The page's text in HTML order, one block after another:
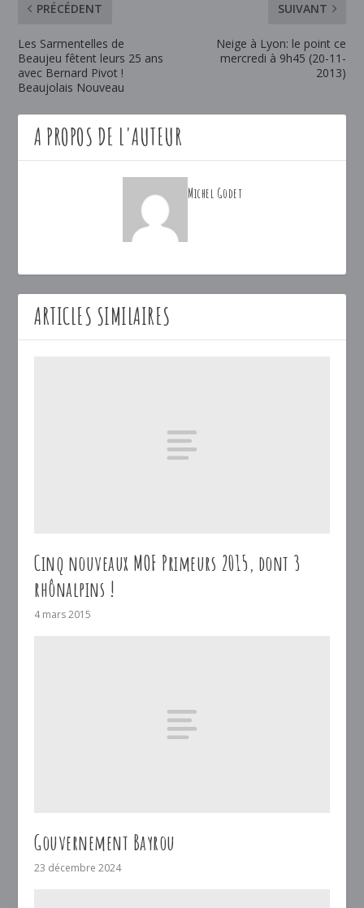
PRÉCÉDENT
Les Sarmentelles de
Beaujeu fêtent leurs 25 ans
avec Bernard Pivot !
Beaujolais Nouveau
SUIVANT
Neige à Lyon: le point ce
mercredi à 9h45 (20-11-
2013)
A PROPOS DE L'AUTEUR
Michel Godet
ARTICLES SIMILAIRES
Cinq nouveaux MOF Primeurs 2015, dont 3
rhônalpins !
4 mars 2015
Gouvernement Bayrou
23 décembre 2024